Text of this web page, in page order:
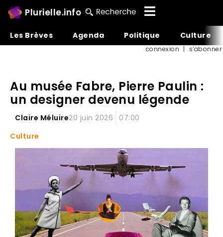
Plurielle.info
Les Brèves Agenda Politique Culture
connexion | s’abonner
Au musée Fabre, Pierre Paulin :
un designer devenu légende
Claire Méluire20 juin 2026
07:00
Culture